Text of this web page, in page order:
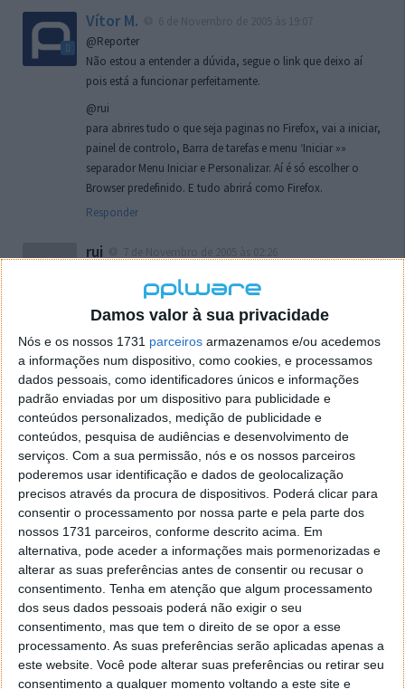
Damos valor à sua privacidade
Nós e os nossos 1731 parceiros armazenamos e/ou acedemos
a informações num dispositivo, como cookies, e processamos
dados pessoais, como identificadores únicos e informações
padrão enviadas por um dispositivo para publicidade e
conteúdos personalizados, medição de publicidade e
conteúdos, pesquisa de audiências e desenvolvimento de
serviços. Com a sua permissão, nós e os nossos parceiros
poderemos usar identificação e dados de geolocalização
precisos através da procura de dispositivos. Poderá clicar para
consentir o processamento por nossa parte e pela parte dos
nossos 1731 parceiros, conforme descrito acima. Em
alternativa, pode aceder a informações mais pormenorizadas e
alterar as suas preferências antes de consentir ou recusar o
consentimento. Tenha em atenção que algum processamento
dos seus dados pessoais poderá não exigir o seu
consentimento, mas que tem o direito de se opor a esse
processamento. As suas preferências serão aplicadas apenas a
este website. Você pode alterar suas preferências ou retirar seu
consentimento a qualquer momento voltando a este site e
Vítor M.
@Reporter
Não estou a entender a dúvida, segue o link que deixo aí
pois está a funcionar perfeitamente.
@rui
para abrires tudo o que seja paginas no Firefox, vai a iniciar,
painel de controlo, Barra de tarefas e menu ‘Iniciar »»
separador Menu Iniciar e Personalizar. Aí é só escolher o
Browser predefinido. E tudo abrirá como Firefox.
Responder
rui
localizaçao referida n se encontra la nada k me permita por
o firefox como browser predefenido
Ja percorri o painel
tentei apagar o explorer na tentativa de forçar o uso do
firefox mas em vao. Kaso te lembres de outra dica fico
agradecido, caso contrario obrigado a mesma
Responder
Vítor M.
7 de Novembro de 2005 às 01:39
@Reporter
Desculpa mas o link funciona. Seja como for segue por mail
o MSn Messenger 8.
Responder
Vítor M.
@Rui
Tens de encontrar o que te falei. Faz da seguinte maneira,
janela iniciar e no topo dessa janela com o botão direito do
rato faz propriedades. Depois no separador Menu ‘Iniciar’
clica no botão ‘Personalizar’ aí encontrarás no separador